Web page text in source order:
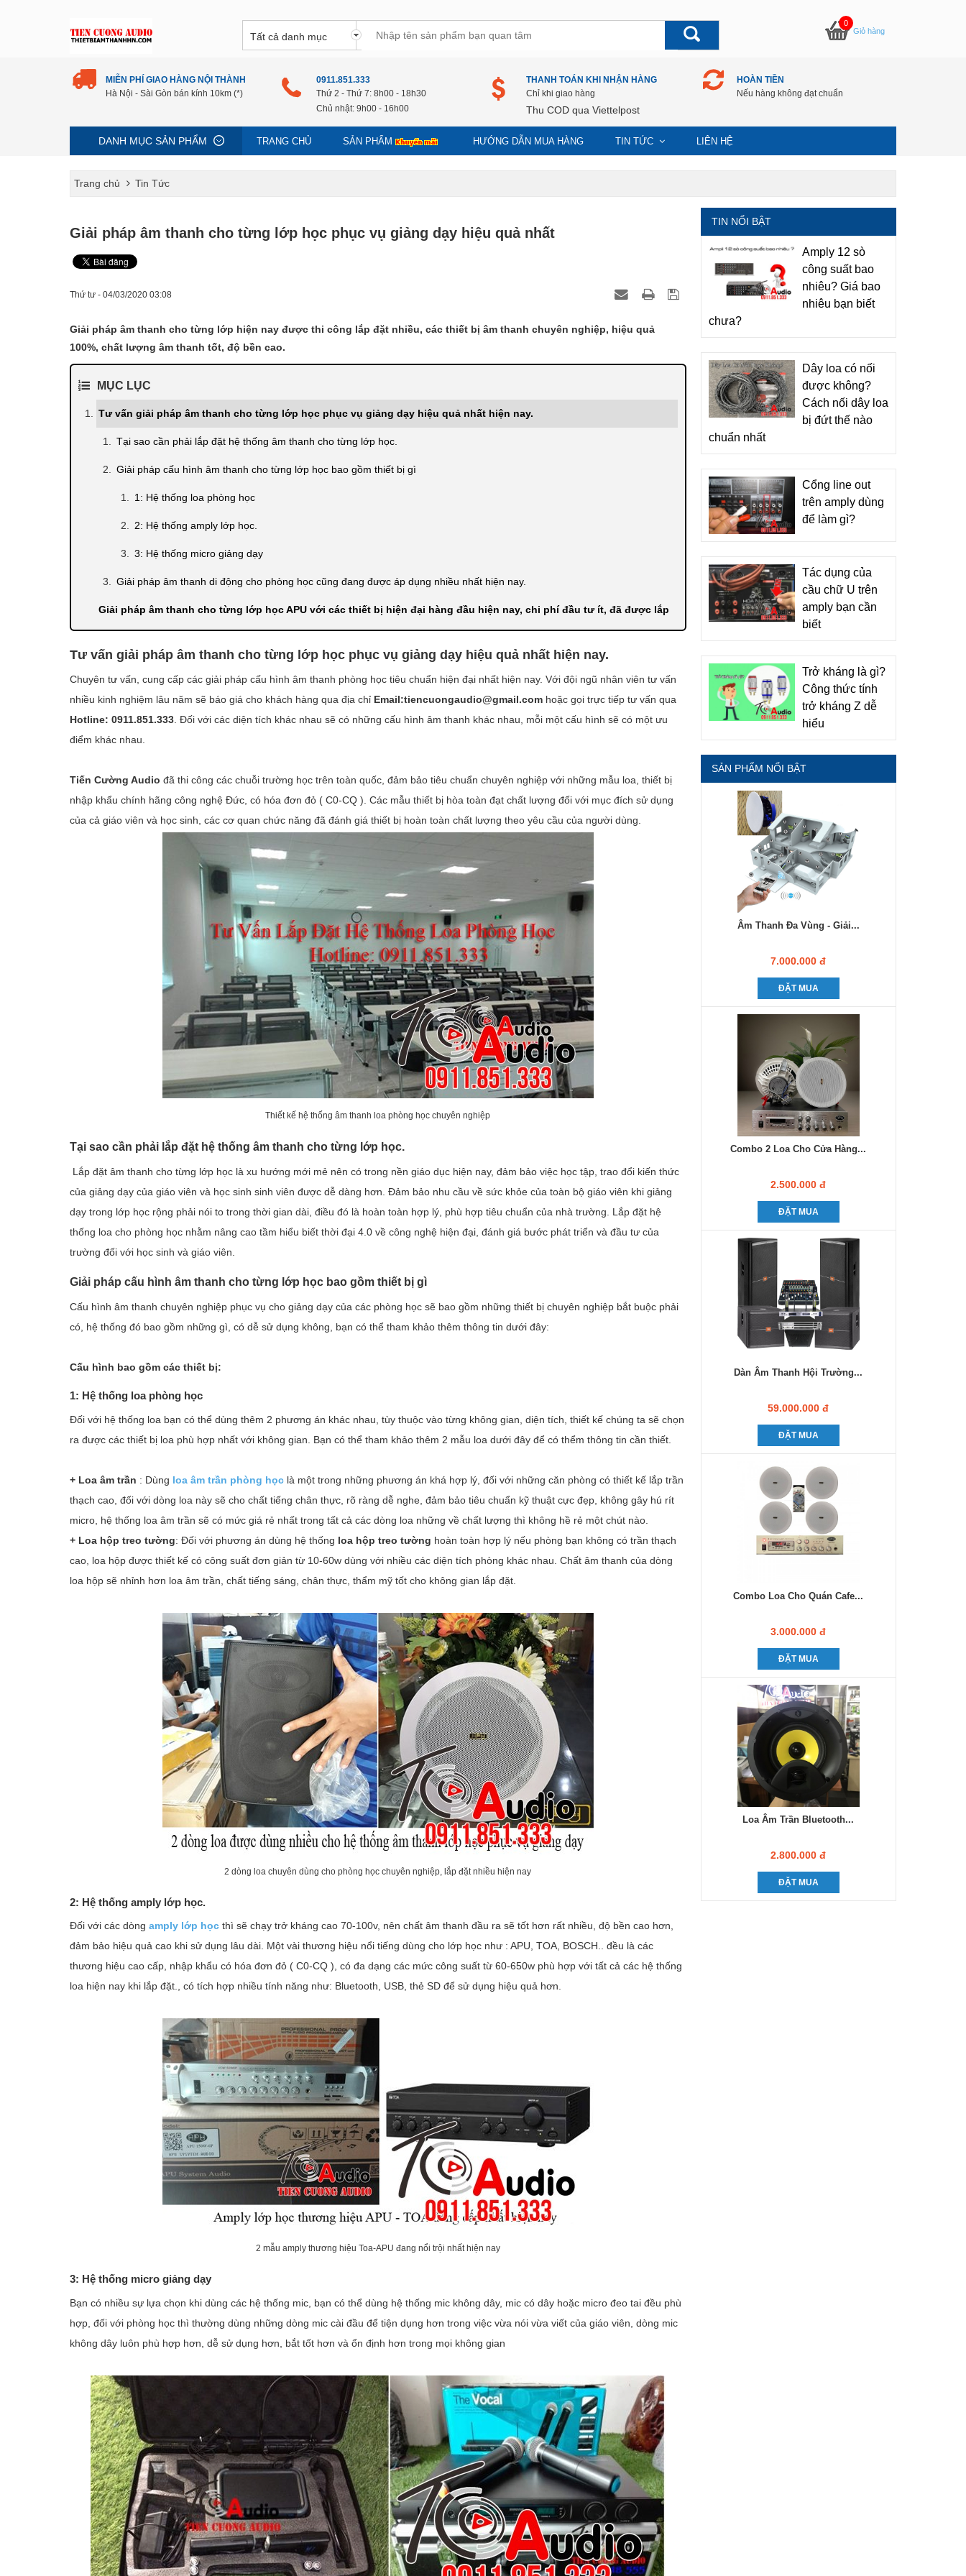
0
Giỏ hàng
MIỄN PHÍ GIAO HÀNG NỘI THÀNH
Hà Nội - Sài Gòn bán kính 10km (*)
0911.851.333
Thứ 2 - Thứ 7: 8h00 - 18h30
Chủ nhật: 9h00 - 16h00
THANH TOÁN KHI NHẬN HÀNG
Chỉ khi giao hàng
Thu COD qua Viettelpost
HOÀN TIỀN
Nếu hàng không đạt chuẩn
DANH MỤC SẢN PHẨM TRANG CHỦ SẢN PHẨM HƯỚNG DẪN MUA HÀNG TIN TỨC LIÊN HỆ
Trang chủ Tin Tức
Giải pháp âm thanh cho từng lớp học phục vụ giảng dạy hiệu quả nhất
Thứ tư - 04/03/2020 03:08
Giải pháp âm thanh cho từng lớp hiện nay được thi công lắp đặt nhiều, các thiết bị âm thanh chuyên nghiệp, hiệu quả
100%, chất lượng âm thanh tốt, độ bền cao.
MỤC LỤC
Tư vấn giải pháp âm thanh cho từng lớp học phục vụ giảng dạy hiệu quả nhất hiện nay.
Tại sao cần phải lắp đặt hệ thống âm thanh cho từng lớp học.
Giải pháp cấu hình âm thanh cho từng lớp học bao gồm thiết bị gì
1: Hệ thống loa phòng học
2: Hệ thống amply lớp học.
3: Hệ thống micro giảng dạy
Giải pháp âm thanh di động cho phòng học cũng đang được áp dụng nhiều nhất hiện nay.
Giải pháp âm thanh cho từng lớp học APU với các thiết bị hiện đại hàng đầu hiện nay, chi phí đầu tư ít, đã được lắp
đặt nhiều hiện nay.
Các thiết bị trong hệ thống bao gồm:
Chọn mua thiết bị âm thanh cho phòng học tại Tiến Cường Audio uy tín, chất lượng giá rẻ.
Tư vấn giải pháp âm thanh cho từng lớp học phục vụ giảng dạy hiệu quả nhất hiện nay.
Chuyên tư vấn, cung cấp các giải pháp cấu hình âm thanh phòng học tiêu chuẩn hiện đại nhất hiện nay. Với đội ngũ nhân viên tư vấn
nhiều kinh nghiệm lâu năm sẽ báo giá cho khách hàng qua địa chỉ Email:tiencuongaudio@gmail.com hoặc gọi trực tiếp tư vấn qua
Hotline: 0911.851.333 . Đối với các diện tích khác nhau sẽ có những cấu hình âm thanh khác nhau, mỗi một cấu hình sẽ có một ưu
điểm khác nhau.
Tiến Cường Audio đã thi công các chuỗi trường học trên toàn quốc, đảm bảo tiêu chuẩn chuyên nghiệp với những mẫu loa, thiết bị
nhập khẩu chính hãng công nghệ Đức, có hóa đơn đỏ ( C0-CQ ). Các mẫu thiết bị hòa toàn đạt chất lượng đối với mục đích sử dụng
của cả giáo viên và học sinh, các cơ quan chức năng đã đánh giá thiết bị hoàn toàn chất lượng theo yêu cầu của người dùng.
Thiết kế hệ thống âm thanh loa phòng học chuyên nghiệp
Tại sao cần phải lắp đặt hệ thống âm thanh cho từng lớp học.
Lắp đặt âm thanh cho từng lớp học là xu hướng mới mẻ nên có trong nền giáo dục hiện nay, đảm bảo việc học tập, trao đổi kiến thức
của giảng dạy của giáo viên và học sinh sinh viên được dễ dàng hơn. Đảm bảo nhu cầu về sức khỏe của toàn bộ giáo viên khi giảng
dạy trong lớp học rộng phải nói to trong thời gian dài, điều đó là hoàn toàn hợp lý, phù hợp tiêu chuẩn của nhà trường. Lắp đặt hệ
thống loa cho phòng học nhằm nâng cao tầm hiểu biết thời đại 4.0 về công nghệ hiện đại, đánh giá bước phát triển và đầu tư của
trường đối với học sinh và giáo viên.
Giải pháp cấu hình âm thanh cho từng lớp học bao gồm thiết bị gì
Cấu hình âm thanh chuyên nghiệp phục vụ cho giảng dạy của các phòng học sẽ bao gồm những thiết bị chuyên nghiệp bắt buộc phải
có, hệ thống đó bao gồm những gì, có dễ sử dụng không, bạn có thể tham khảo thêm thông tin dưới đây:
Cấu hình bao gồm các thiết bị:
1: Hệ thống loa phòng học
Đối với hệ thống loa bạn có thể dùng thêm 2 phương án khác nhau, tùy thuộc vào từng không gian, diện tích, thiết kế chúng ta sẽ chọn
ra được các thiết bị loa phù hợp nhất với không gian. Bạn có thể tham khảo thêm 2 mẫu loa dưới đây để có thểm thông tin cần thiết.
+ Loa âm trần : Dùng loa âm trần phòng học là một trong những phương án khá hợp lý, đối với những căn phòng có thiết kế lắp trần
thạch cao, đối với dòng loa này sẽ cho chất tiếng chân thực, rõ ràng dễ nghe, đảm bảo tiêu chuẩn kỹ thuật cực đẹp, không gây hú rít
micro, hệ thống loa âm trần sẽ có mức giá rẻ nhất trong tất cả các dòng loa những về chất lượng thì không hề rẻ một chút nào.
+ Loa hộp treo tường: Đối với phương án dùng hệ thống loa hộp treo tường hoàn toàn hợp lý nếu phòng bạn không có trần thạch
cao, loa hộp được thiết kế có công suất đơn giản từ 10-60w dùng với nhiều các diện tích phòng khác nhau. Chất âm thanh của dòng
loa hộp sẽ nhỉnh hơn loa âm trần, chất tiếng sáng, chân thực, thẩm mỹ tốt cho không gian lắp đặt.
2 dòng loa chuyên dùng cho phòng học chuyên nghiệp, lắp đặt nhiều hiện nay
2: Hệ thống amply lớp học.
Đối với các dòng amply lớp học thì sẽ chạy trở kháng cao 70-100v, nên chất âm thanh đầu ra sẽ tốt hơn rất nhiều, độ bền cao hơn,
đảm bảo hiệu quả cao khi sử dụng lâu dài. Một vài thương hiệu nổi tiếng dùng cho lớp học như : APU, TOA, BOSCH.. đều là các
thương hiệu cao cấp, nhập khẩu có hóa đơn đỏ ( C0-CQ ), có đa dạng các mức công suất từ 60-650w phù hợp với tất cả các hệ thống
loa hiện nay khi lắp đặt., có tích hợp nhiều tính năng như: Bluetooth, USB, thẻ SD để sử dụng hiệu quả hơn.
2 mẫu amply thương hiệu Toa-APU đang nổi trội nhất hiện nay
3: Hệ thống micro giảng dạy
Bạn có nhiều sự lựa chọn khi dùng các hệ thống mic, bạn có thể dùng hệ thống mic không dây, mic có dây hoặc micro đeo tai đều phù
hợp, đối với phòng học thì thường dùng những dòng mic cài đầu để tiện dụng hơn trong việc vừa nói vừa viết của giáo viên, dòng mic
không dây luôn phù hợp hơn, dễ sử dụng hơn, bắt tốt hơn và ổn định hơn trong mọi không gian
TIN NỔI BẬT
Amply 12 sò
công suất bao
nhiêu? Giá bao
nhiêu bạn biết
chưa?
Dây loa có nối
được không?
Cách nối dây loa
bị đứt thế nào
chuẩn nhất
Cổng line out
trên amply dùng
để làm gì?
Tác dụng của
cầu chữ U trên
amply bạn cần
biết
Trở kháng là gì?
Công thức tính
trở kháng Z dễ
hiểu
SẢN PHẨM NỔI BẬT
Âm Thanh Đa Vùng - Giải...
7.000.000 đ
ĐẶT MUA
Combo 2 Loa Cho Cửa Hàng...
2.500.000 đ
ĐẶT MUA
Dàn Âm Thanh Hội Trường...
59.000.000 đ
ĐẶT MUA
Combo Loa Cho Quán Cafe...
3.000.000 đ
ĐẶT MUA
Loa Âm Trần Bluetooth...
2.800.000 đ
ĐẶT MUA